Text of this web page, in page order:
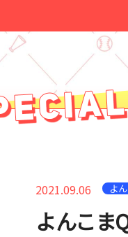
2021.09.06 よ
よんこま